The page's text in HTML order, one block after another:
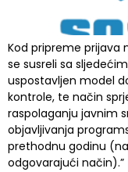
Kod pripreme prijava
se susreli sa
uspostavljen model
kontrole, te način
raspolaganju javnim
objavljivanja
prethodnu godinu
odgovarajući način).”